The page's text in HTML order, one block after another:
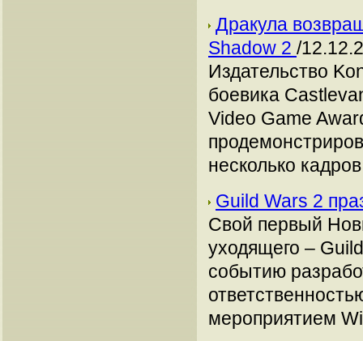
Дракула
Shadow 2 /
Издательство
боевика
Video Game
несколько
Guild Wars 2
Свой первый
уходящего –
событию
мероприятием